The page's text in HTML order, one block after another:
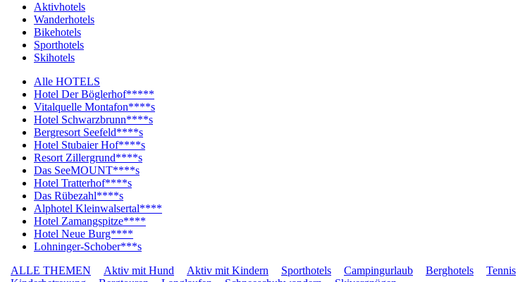
Aktivhotels
Wanderhotels
Bikehotels
Sporthotels
Skihotels
Alle HOTELS
Hotel Der Böglerhof*****
Vitalquelle Montafon****s
Hotel Schwarzbrunn****s
Bergresort Seefeld****s
Hotel Stubaier Hof****s
Resort Zillergrund****s
Das SeeMOUNT****s
Hotel Tratterhof****s
Das Rübezahl****s
Alphotel Kleinwalsertal****
Hotel Zamangspitze****
Hotel Neue Burg****
Lohninger-Schober***s
ALLE THEMEN
Aktiv mit Hund Aktiv mit Kindern Sporthotels Campingurlaub Berghotels Tennis